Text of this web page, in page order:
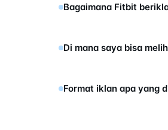
Bagaimana Fitbit
Di mana saya bisa
Format iklan apa yang